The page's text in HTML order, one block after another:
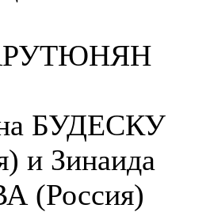
БУДЕСКУ
и Зинаида
(Россия)